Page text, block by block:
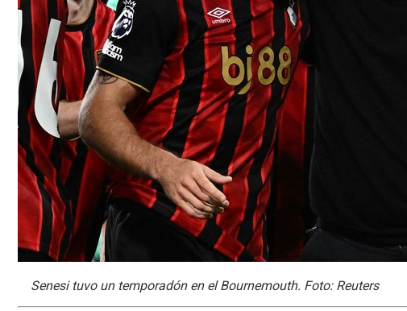
Senesi tuvo un temporadón en el Bournemouth. Foto: Reuters